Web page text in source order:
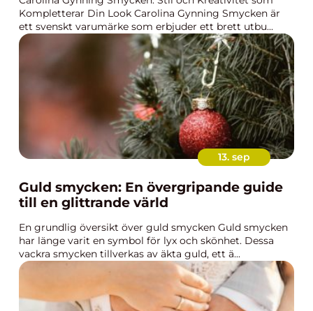
Kompletterar Din Look Carolina Gynning Smycken är
ett svenskt varumärke som erbjuder ett brett utbu...
13. sep
Guld smycken: En övergripande guide
till en glittrande värld
En grundlig översikt över guld smycken Guld smycken
har länge varit en symbol för lyx och skönhet. Dessa
vackra smycken tillverkas av äkta guld, ett ä...